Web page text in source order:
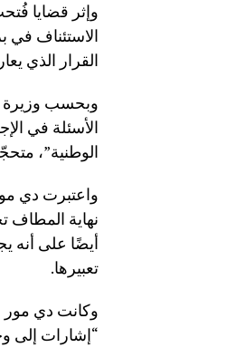
وإثر قضايا
الاستئناف في
القرار الذي
وبحسب وزيرة
الأسئلة في
الوطنية”،
واعتبرت دي
نهاية المطاف
أيضًا على أنه
تعبيرها.
وكانت دي مور
“إشارات إلى